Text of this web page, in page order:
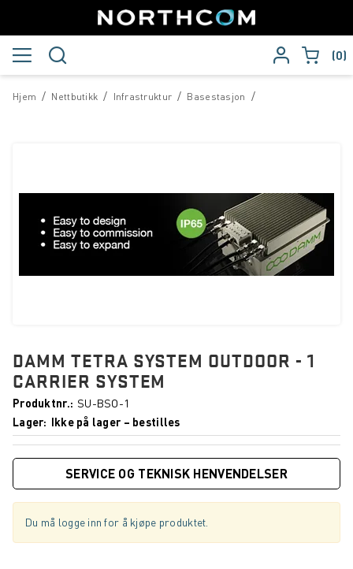
0
/
Hjem /
Nettbutikk /
Infrastruktur /
Basestasjon
DAMM TETRA SYSTEM OUTDOOR - 1
CARRIER SYSTEM
Produktnr.
SU-BSO-1
Lager
Ikke på lager – bestilles
SERVICE OG TEKNISK HENVENDELSER
Du må logge inn for å kjøpe produktet.